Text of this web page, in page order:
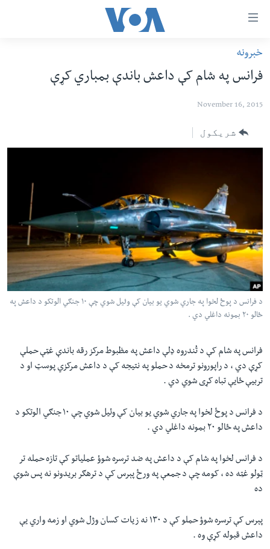
لاس
لینک
دلته
لټون
واوړئ
دلته
مخکې
واوړئ
د سېمې خبرونه
پښتونخوا
بلوچستان
پاکستان
ټاکنې
امریکا
افغانستان
داعش او تندروي
ټې وي
دروغ ریښتیا
اداریه
Learning English
FOLLOW US
خبرونه
فرانس په شام کې داعش باندې بمباري کړې
November 16, 2015
شریکول
د فرانس د پوځ لخوا په جاري شوي يو بيان کې وئيل شوي چې ۱۰ جنګي الوتکو د داعش په
ځالو ۲۰ بمونه داغلي دي .
فرانس په شام کې د تُندروه ډلې داعش په مظبوط مرکز رقه باندې غټې حملې
کړې دي ، د راپورونو ترمخه د حملو په نتيجه کې د داعش مرکزي پوسټ او د
تربيې ځايې تباه کړی شوي دي .
د فرانس د پوځ لخوا په جاري شوي يو بيان کې وئيل شوي چې ۱۰ جنګي الوتکو د
داعش په ځالو ۲۰ بمونه داغلي دي .
د فرانس لخوا په شام کې د داعش په ضد ترسره شوؤ عملياتو کې تازه حمله تر
ټولو غټه ده ، کومه چې د جمعې په ورځ پېرس کې د ترهګر بريدونو نه پس شوې
ده
پېرس کې ترسره شوؤ حملو کې د ۱۳۰ نه زيات کسان وژل شوي او زمه واري يې
داعش قبوله کړې وه .